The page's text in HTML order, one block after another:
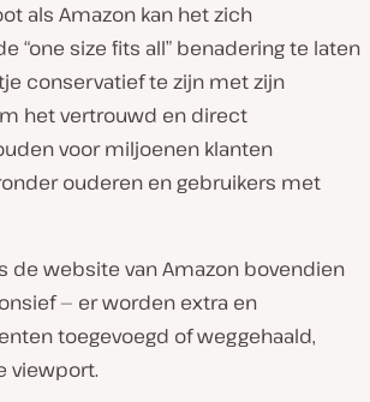
als Amazon kan het zich
“one size fits all” benadering te laten
conservatief te zijn met zijn
het vertrouwd en direct
voor miljoenen klanten
ouderen en gebruikers met
de website van Amazon bovendien
— er worden extra en
toegevoegd of weggehaald,
viewport.